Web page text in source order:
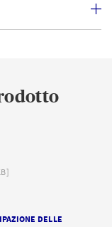
DELLE